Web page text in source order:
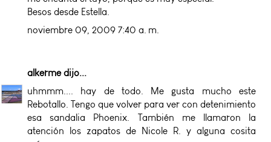
Besos desde Estella.
noviembre 09, 2009 7:40 a. m.
alkermedijo...
uhmmm.... hay de todo. Me gusta mucho este
Rebotallo. Tengo que volver para ver con detenimiento
esa sandalia Phoenix. También me llamaron la
atención los zapatos de Nicole R. y alguna cosita